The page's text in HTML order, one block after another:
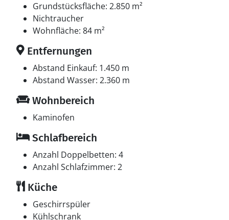
Multimedien
In der Ferienunterkunft gibt es 2 Fernseher. Radio.
Mindestens 4 dänische Fernsehsender. Mindestens 4
deutsche Fernsehsender. Es steht kabellose
Internetverbindung zur Verfügung.
Grundstücksfläche: 2.850 m²
Nichtraucher
Wohnfläche: 84 m²
Entfernungen
Abstand Einkauf: 1.450 m
Abstand Wasser: 2.360 m
Wohnbereich
Kaminofen
Schlafbereich
Anzahl Doppelbetten: 4
Anzahl Schlafzimmer: 2
Küche
Geschirrspüler
Kühlschrank